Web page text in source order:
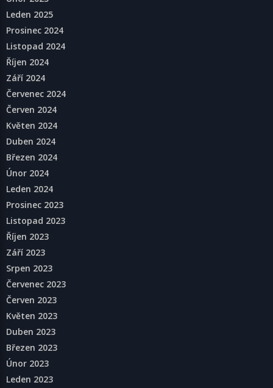
Leden 2025
Prosinec 2024
Listopad 2024
Říjen 2024
Září 2024
Červenec 2024
Červen 2024
Květen 2024
Duben 2024
Březen 2024
Únor 2024
Leden 2024
Prosinec 2023
Listopad 2023
Říjen 2023
Září 2023
Srpen 2023
Červenec 2023
Červen 2023
Květen 2023
Duben 2023
Březen 2023
Únor 2023
Leden 2023